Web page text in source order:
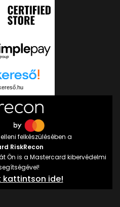
felkészülésében a
RiskRecon
Ön is a Mastercard kibervédelmi
kattintson ide!